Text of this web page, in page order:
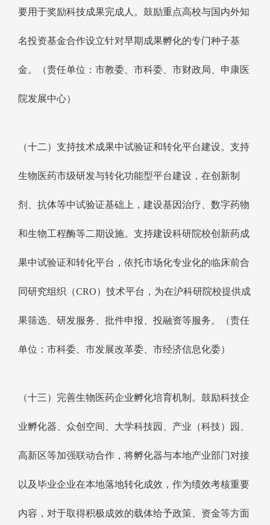
要用于奖励科技成果完成人。鼓励重点高校与国内外知
名投资基金合作设立针对早期成果孵化的专门种子基
金。（责任单位：市教委、市科委、市财政局、申康医
院发展中心）
（十二）支持技术成果中试验证和转化平台建设。支持
生物医药市级研发与转化功能型平台建设，在创新制
剂、抗体等中试验证基础上，建设基因治疗、数字药物
和生物工程酶等二期设施。支持建设科研院校创新药成
果中试验证和转化平台，依托市场化专业化的临床前合
同研究组织（CRO）技术平台，为在沪科研院校提供成
果筛选、研发服务、批件申报、投融资等服务。（责任
单位：市科委、市发展改革委、市经济信息化委）
（十三）完善生物医药企业孵化培育机制。鼓励科技企
业孵化器、众创空间、大学科技园、产业（科技）园、
高新区等加强联动合作，将孵化器与本地产业部门对接
以及毕业企业在本地落地转化成效，作为绩效考核重要
内容，对于取得积极成效的载体给予政策、资金等方面